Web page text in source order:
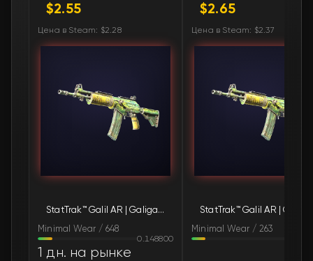
FN $2.76
FN $2.76🛒
$2.77🛒
🛒
FN $2.79🛒
FN $2.80🛒
FN
$2.55
Цена в Steam: $2.28
StatTrak™ Galil AR | Galigator (Minimal Wear)
Minimal Wear / 648
0.148800
1 дн. на рынке
$2.65
Цена в Steam: $2.37
Minimal Wear / 263